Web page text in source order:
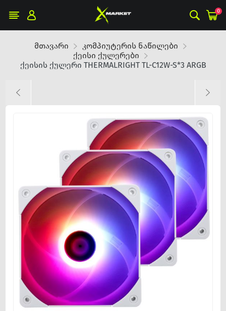
0
მთავარი
კომპიუტერის ნაწილები
ქეისი ქულერები
ქეისის ქულერი THERMALRIGHT TL-C12W-S*3 ARGB